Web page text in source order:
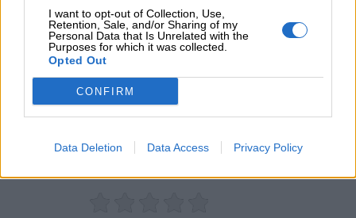
I want to opt-out of Collection, Use,
Retention, Sale, and/or Sharing of my
Personal Data that Is Unrelated with the
Purposes for which it was collected.
Opted Out
CONFIRM
Data Deletion Data Access Privacy Policy
COMPARTIR:
Opiniones Taller Artístico Infantil – Criaturas fabulosas
0 Valoraciones